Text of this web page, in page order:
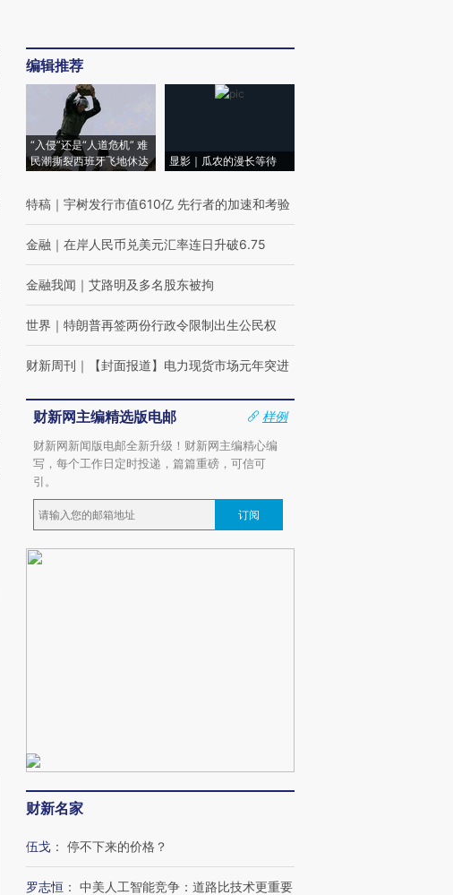
编辑推荐
“入侵”还是“人道危机” 难
民潮撕裂西班牙飞地休达
显影｜瓜农的漫长等待
特稿 ｜ 宇树发行市值610亿 先行者的加速和考验
金融 ｜ 在岸人民币兑美元汇率连日升破6.75
金融我闻 ｜ 艾路明及多名股东被拘
世界 ｜ 特朗普再签两份行政令限制出生公民权
财新周刊 ｜ 【封面报道】电力现货市场元年突进
财新网主编精选版电邮
样例
财新网新闻版电邮全新升级！财新网主编精心编
写，每个工作日定时投递，篇篇重磅，可信可
引。
订阅
财新名家
伍戈 ： 停不下来的价格？
罗志恒 ： 中美人工智能竞争：道路比技术更重要